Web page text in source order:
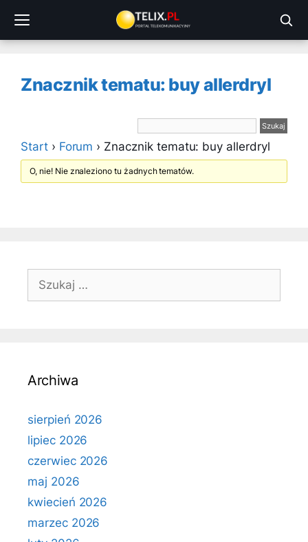
treści
Znacznik tematu: buy allerdryl
Start › Forum › Znacznik tematu: buy allerdryl
O, nie! Nie znaleziono tu żadnych tematów.
Szukaj:
Archiwa
sierpień 2026
lipiec 2026
czerwiec 2026
maj 2026
kwiecień 2026
marzec 2026